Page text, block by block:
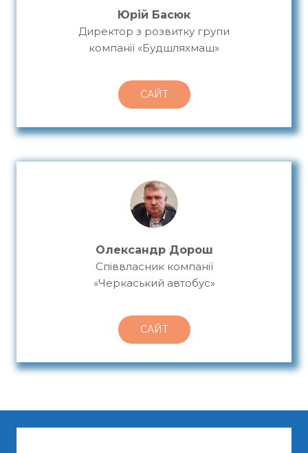
Юрій Басюк
Директор з розвитку групи
компанії «Будшляхмаш»
САЙТ
Олександр Дорош
Співвласник компанії
«Черкаський автобус»
САЙТ